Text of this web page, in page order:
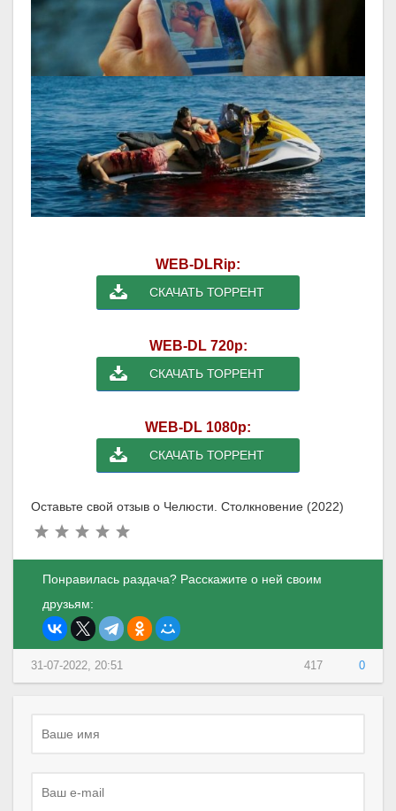
WEB-DLRip:
СКАЧАТЬ ТОРРЕНТ
WEB-DL 720p:
СКАЧАТЬ ТОРРЕНТ
WEB-DL 1080p:
СКАЧАТЬ ТОРРЕНТ
Оставьте свой отзыв о Челюсти. Столкновение (2022)
Понравилась раздача? Расскажите о ней своим
друзьям:
417 0
31-07-2022, 20:51